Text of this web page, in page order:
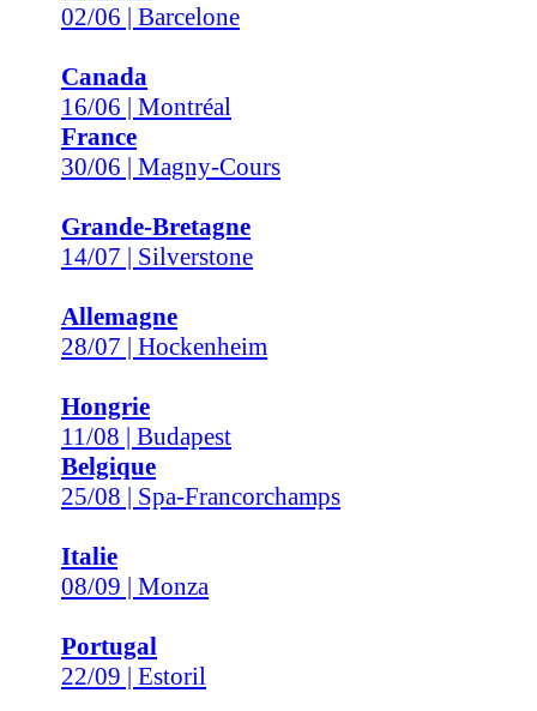
02/06 | Barcelone
Canada
16/06 | Montréal
France
30/06 | Magny-Cours
Grande-Bretagne
14/07 | Silverstone
Allemagne
28/07 | Hockenheim
Hongrie
11/08 | Budapest
Belgique
25/08 | Spa-Francorchamps
Italie
08/09 | Monza
Portugal
22/09 | Estoril